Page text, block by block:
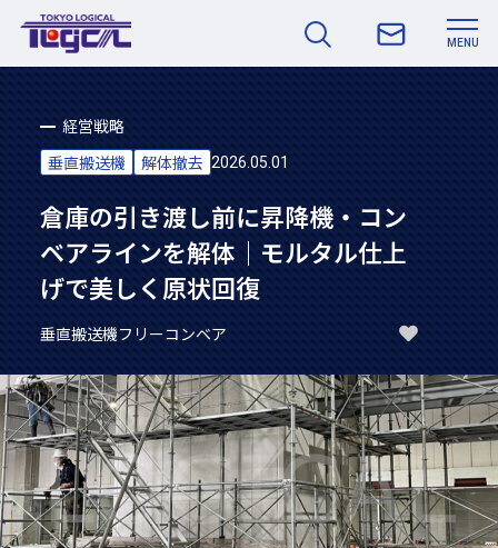
MENU
経営戦略
垂直搬送機
解体撤去 2026.05.01
倉庫の引き渡し前に昇降機・コン
ベアラインを解体｜モルタル仕上
げで美しく原状回復
垂直搬送機フリーコンベア